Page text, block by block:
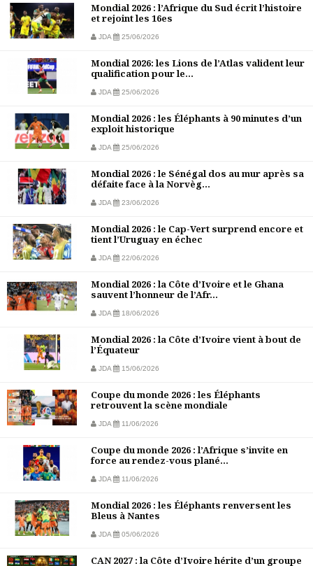
Mondial 2026 : l’Afrique du Sud écrit l’histoire
et rejoint les 16es
JDA 25/06/2026
Mondial 2026: les Lions de l’Atlas valident leur
qualification pour le...
JDA 25/06/2026
Mondial 2026 : les Éléphants à 90 minutes d’un
exploit historique
JDA 25/06/2026
Mondial 2026 : le Sénégal dos au mur après sa
défaite face à la Norvèg...
JDA 23/06/2026
Mondial 2026 : le Cap-Vert surprend encore et
tient l’Uruguay en échec
JDA 22/06/2026
Mondial 2026 : la Côte d’Ivoire et le Ghana
sauvent l’honneur de l’Afr...
JDA 18/06/2026
Mondial 2026 : la Côte d’Ivoire vient à bout de
l’Équateur
JDA 15/06/2026
Coupe du monde 2026 : les Éléphants
retrouvent la scène mondiale
JDA 11/06/2026
Coupe du monde 2026 : l’Afrique s’invite en
force au rendez-vous plané...
JDA 11/06/2026
Mondial 2026 : les Éléphants renversent les
Bleus à Nantes
JDA 05/06/2026
CAN 2027 : la Côte d’Ivoire hérite d’un groupe